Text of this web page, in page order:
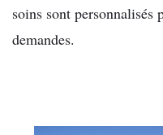
soins sont personnalisés
demandes.